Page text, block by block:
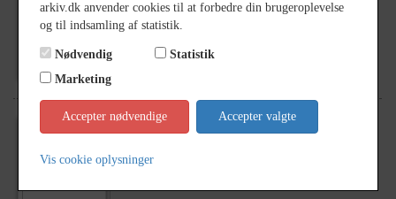
1940- 1942
Atletklubben "Thor", Vejgaard. Harald
Christensen. Ca. år 1941
Atletklubben "Thor", Vejgaard. Thom Nielsen.
arkiv.dk anvender cookies til at forbedre din brugeroplevelse
og til indsamling af statistik.
Nødvendig
Statistik
Marketing
Accepter nødvendige Accepter valgte
Vis cookie oplysninger